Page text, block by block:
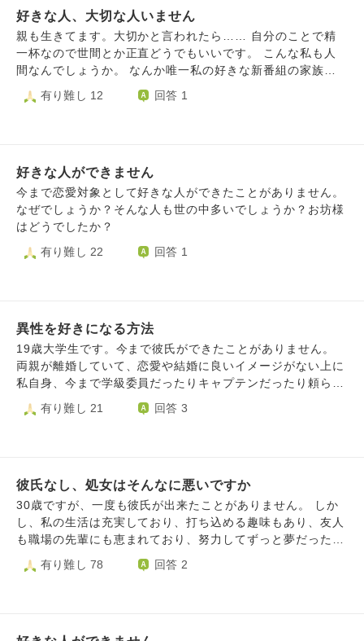
お互いに感謝の気持ちを伝え合い、円満にお別れしました。
ただ、彼は奥さんのことも心から愛していたので、奥さんを
悲しませてしまった反省と罪悪感でいっぱいだったと思いま
す。 私も奥さんには非常に申し訳ないことをしたなと罪悪
私は、大人になってもずっと人を好きになれないことが悩み
お別れになった分、心にぽっかり穴が開いた気持ちです。い
や、もしかしたら別れの時に「奥さんを大事にしなきゃと思
った」と言った彼は、最終的には奥さんとの話し合いを通じ
て目を覚ましていたのかもしれませんが、、。それも悲しい
だったと思います。そういう人です。でも最初からずっと奥
もわかりません。 不倫という関係上、いつかは終わりが来
るとは覚悟していましたが、あまりに唐突すぎて感情が追い
つかず、思ったことをつらつらと書いてしまい、長くなって
しまい申し訳ございません。 是非アドバイスいただけます
と幸いです。 よろしくお願いいたします。
好きな人、大切な人いません
親も生きてます。大切かと言われたら…… 自分のことで精
一杯なので世間とか正直どうでもいいです。 こんな私も人
間なんでしょうか。 なんか唯一私の好きな新番組の家族の1
場面がいいと思いました まぁ表裏一体?でその家族の方は素
敵な方で友達も来ていて、良い人にはいい人が集まる その
有り難し 12 回答 1
好きな人ができません
今まで恋愛対象として好きな人ができたことがありません。
なぜでしょうか？そんな人も世の中多いでしょうか？お坊様
はどうでしたか？
有り難し 22
回答 1
異性を好きになる方法
19歳大学生です。今まで彼氏ができたことがありません。
両親が離婚していて、恋愛や結婚に良いイメージがない上に
私自身、今まで学級委員だったりキャプテンだったり頼られ
ることが多かったため、プライドが高く今更どうやって頼っ
たらいいのかわからなくて素直になれず、いいなと思うこと
には｢男の子と仲良いし、普通に話せてるから彼氏いると思
ってた｣と言われました。 私が異性を好きになることができ
ないのは何故でしょうか。
有り難し 21 回答 3
彼氏なし、処女はそんなに悪いですか
30歳ですが、一度も彼氏が出来たことがありません。 しか
し、私の生活は充実しており、打ち込める趣味もあり、友人
も職場の先輩にも恵まれており、努力してずっと夢だった仕
事にも就いています。 しかし、母は私の現在に不満を持っ
ているようです。 以前、母を安心させたくて、今とても充
有り難し 78 回答 2